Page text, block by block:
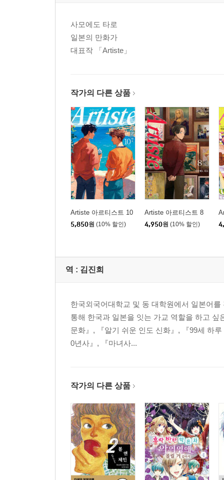
사모에도 타로
일본의 만화가
대표작 「Artiste」
작가의 다른 상품
Artiste 아르티스트 10
5,850원 (10% 할인)
Artiste 아르티스트 8
4,950원 (10% 할인)
역 : 김진희
한국외국어대학교 및 동 대학원에서 일본어
통해 한국과 일본을 잇는 가교 역할을 하고
문화』, 『알기 쉬운 인도 신화』, 『99세 하
0년사』, 『마녀사...
작가의 다른 상품